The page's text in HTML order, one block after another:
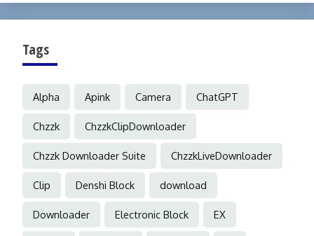
Tags
Alpha Apink Camera ChatGPT
Chzzk ChzzkClipDownloader
Chzzk Downloader Suite ChzzkLiveDownloader
Clip Denshi Block download
Downloader Electronic Block EX